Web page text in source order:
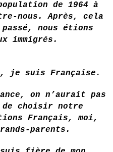
de 1964 à
nous. Après, cela
nous étions
aux immigrés.
je suis Française.
on n’aurait pas
de choisir notre
Français, moi,
grands-parents.